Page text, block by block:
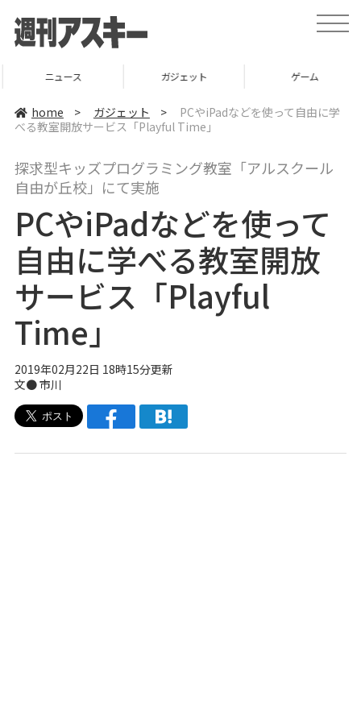
t
o
v
ニュース ガジェット ゲーム
home > ガジェット >
PCやiPadなどを使って自由に学
べる教室開放サービス「Playful Time」
探求型キッズプログラミング教室「アルスクール
自由が丘校」にて実施
PCやiPadなどを使って
自由に学べる教室開放
サービス「Playful
Time」
2019年02月22日 18時15分更新
文● 市川